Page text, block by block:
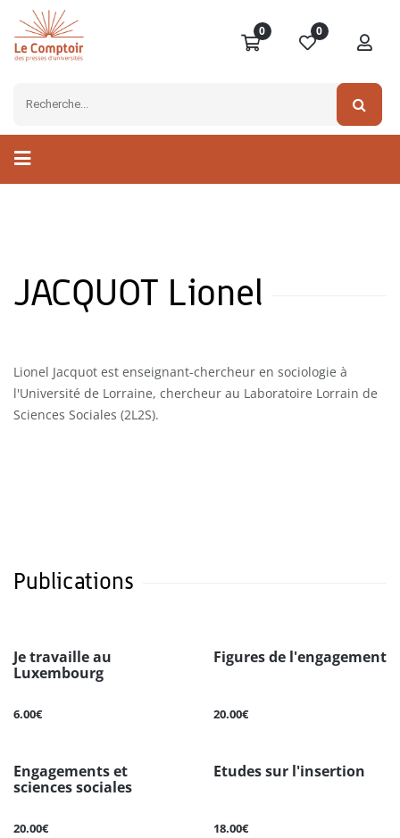
0 0
JACQUOT Lionel
Lionel Jacquot est enseignant-chercheur en sociologie à
l'Université de Lorraine, chercheur au Laboratoire Lorrain de
Sciences Sociales (2L2S).
Publications
Je travaille au
Luxembourg
6.00€
Figures de l'engagement
20.00€
Engagements et
sciences sociales
20.00€
Etudes sur l'insertion
18.00€